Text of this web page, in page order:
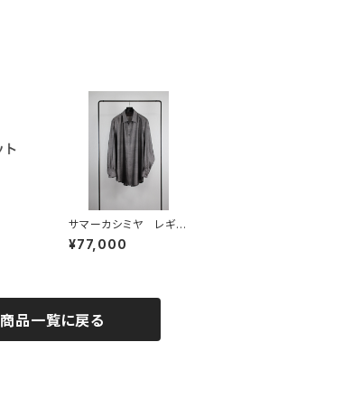
サマーカシミヤ レギュ
ラーカラーシャツ direc
tor’s edition
¥77,000
商品一覧に戻る